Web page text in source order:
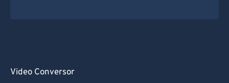
Video Conversor